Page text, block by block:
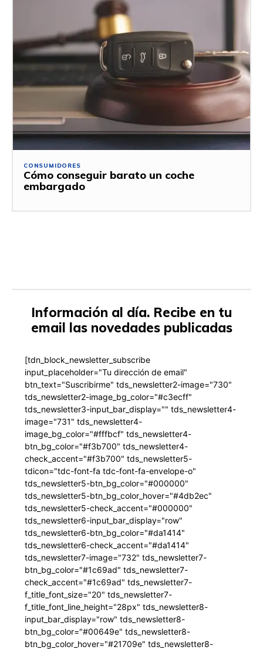
CONSUMIDORES
Cómo conseguir barato un coche
embargado
Información al día. Recibe en tu
email las novedades publicadas
[tdn_block_newsletter_subscribe
input_placeholder="Tu dirección de email"
btn_text="Suscribirme" tds_newsletter2-image="730"
tds_newsletter2-image_bg_color="#c3ecff"
tds_newsletter3-input_bar_display="" tds_newsletter4-
image="731" tds_newsletter4-
image_bg_color="#fffbcf" tds_newsletter4-
btn_bg_color="#f3b700" tds_newsletter4-
check_accent="#f3b700" tds_newsletter5-
tdicon="tdc-font-fa tdc-font-fa-envelope-o"
tds_newsletter5-btn_bg_color="#000000"
tds_newsletter5-btn_bg_color_hover="#4db2ec"
tds_newsletter5-check_accent="#000000"
tds_newsletter6-input_bar_display="row"
tds_newsletter6-btn_bg_color="#da1414"
tds_newsletter6-check_accent="#da1414"
tds_newsletter7-image="732" tds_newsletter7-
btn_bg_color="#1c69ad" tds_newsletter7-
check_accent="#1c69ad" tds_newsletter7-
f_title_font_size="20" tds_newsletter7-
f_title_font_line_height="28px" tds_newsletter8-
input_bar_display="row" tds_newsletter8-
btn_bg_color="#00649e" tds_newsletter8-
btn_bg_color_hover="#21709e" tds_newsletter8-